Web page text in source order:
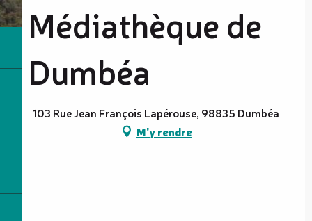
Médiathèque de
Dumbéa
103 Rue Jean François Lapérouse, 98835 Dumbéa
M'y rendre